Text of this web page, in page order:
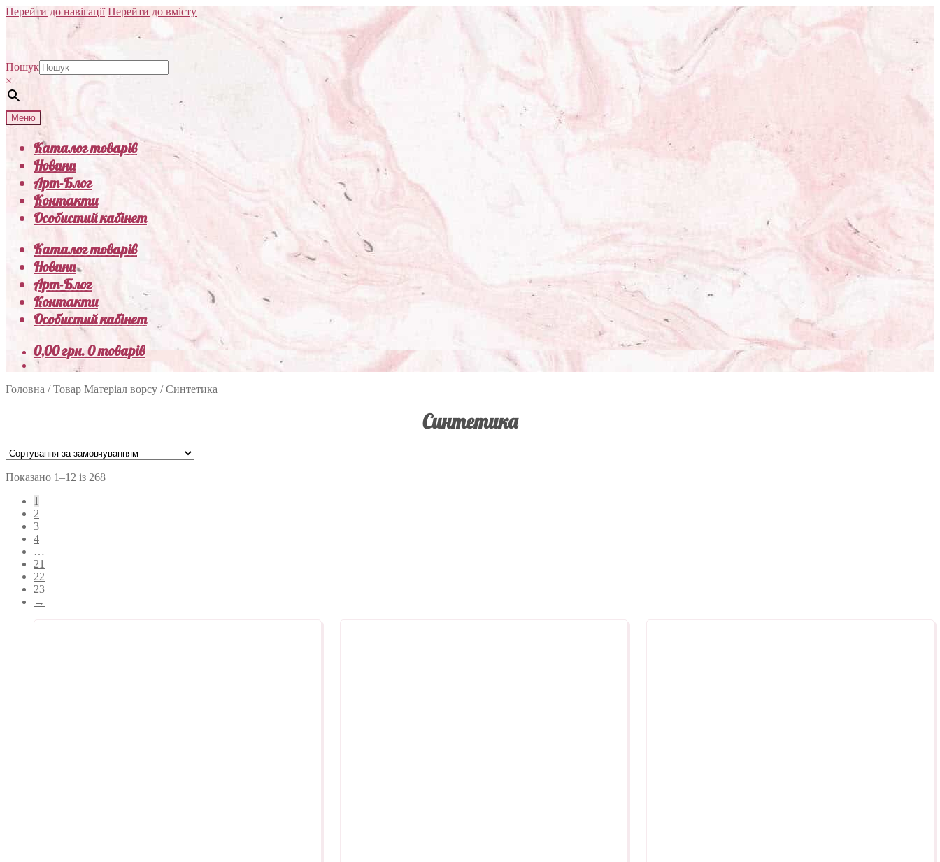
Перейти до навігації Перейти до вмісту
Пошук
×
Меню
Каталог товарів
Новини
Арт-Блог
Контакти
Особистий кабінет
Каталог товарів
Новини
Арт-Блог
Контакти
Особистий кабінет
0,00грн.0 товарів
Головна /Товар Матеріал ворсу /Синтетика
Синтетика
Показано 1–12 із 268
1
2
3
4
…
21
22
23
→